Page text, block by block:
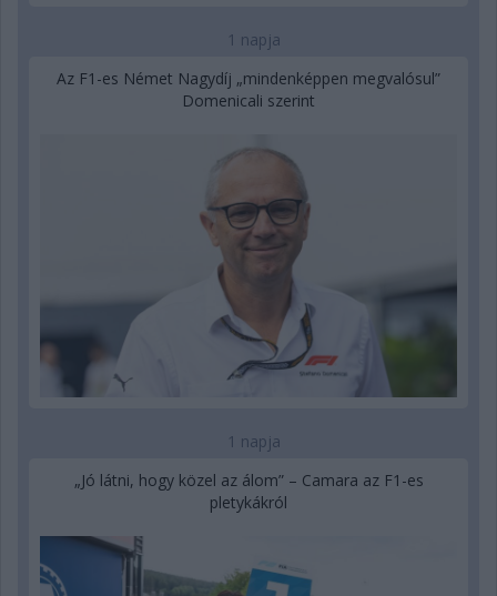
1 napja
Az F1-es Német Nagydíj „mindenképpen megvalósul”
Domenicali szerint
1 napja
„Jó látni, hogy közel az álom” – Camara az F1-es
pletykákról